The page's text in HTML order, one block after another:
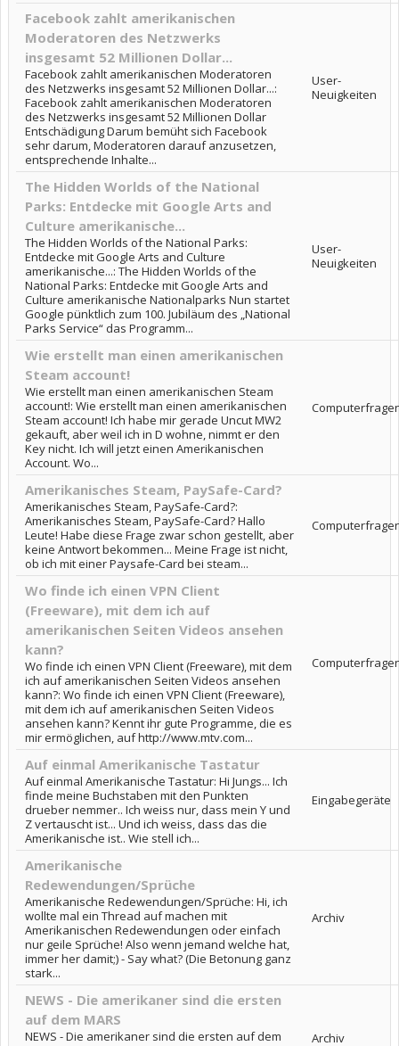
Facebook zahlt amerikanischen
Moderatoren des Netzwerks
insgesamt 52 Millionen Dollar...
Facebook zahlt amerikanischen Moderatoren
des Netzwerks insgesamt 52 Millionen Dollar...:
Facebook zahlt amerikanischen Moderatoren
des Netzwerks insgesamt 52 Millionen Dollar
Entschädigung Darum bemüht sich Facebook
sehr darum, Moderatoren darauf anzusetzen,
entsprechende Inhalte...
User-
Neuigkeiten
The Hidden Worlds of the National
Parks: Entdecke mit Google Arts and
Culture amerikanische...
The Hidden Worlds of the National Parks:
Entdecke mit Google Arts and Culture
amerikanische...: The Hidden Worlds of the
National Parks: Entdecke mit Google Arts and
Culture amerikanische Nationalparks Nun startet
Google pünktlich zum 100. Jubiläum des „National
Parks Service“ das Programm...
User-
Neuigkeiten
Wie erstellt man einen amerikanischen
Steam account!
Wie erstellt man einen amerikanischen Steam
account!: Wie erstellt man einen amerikanischen
Steam account! Ich habe mir gerade Uncut MW2
gekauft, aber weil ich in D wohne, nimmt er den
Key nicht. Ich will jetzt einen Amerikanischen
Account. Wo...
Amerikanisches Steam, PaySafe-Card?
Amerikanisches Steam, PaySafe-Card?:
Amerikanisches Steam, PaySafe-Card? Hallo
Leute! Habe diese Frage zwar schon gestellt, aber
keine Antwort bekommen... Meine Frage ist nicht,
ob ich mit einer Paysafe-Card bei steam...
Wo finde ich einen VPN Client
(Freeware), mit dem ich auf
amerikanischen Seiten Videos ansehen
kann?
Wo finde ich einen VPN Client (Freeware), mit dem
ich auf amerikanischen Seiten Videos ansehen
kann?: Wo finde ich einen VPN Client (Freeware),
mit dem ich auf amerikanischen Seiten Videos
ansehen kann? Kennt ihr gute Programme, die es
mir ermöglichen, auf http://www.mtv.com...
Auf einmal Amerikanische Tastatur
Auf einmal Amerikanische Tastatur: Hi Jungs... Ich
finde meine Buchstaben mit den Punkten
drueber nemmer.. Ich weiss nur, dass mein Y und
Z vertauscht ist... Und ich weiss, dass das die
Amerikanische ist.. Wie stell ich...
Eingabegeräte
Amerikanische
Redewendungen/Sprüche
Amerikanische Redewendungen/Sprüche: Hi, ich
wollte mal ein Thread auf machen mit
Amerikanischen Redewendungen oder einfach
nur geile Sprüche! Also wenn jemand welche hat,
immer her damit;) - Say what? (Die Betonung ganz
stark...
Archiv
NEWS - Die amerikaner sind die ersten
auf dem MARS
NEWS - Die amerikaner sind die ersten auf dem
Archiv